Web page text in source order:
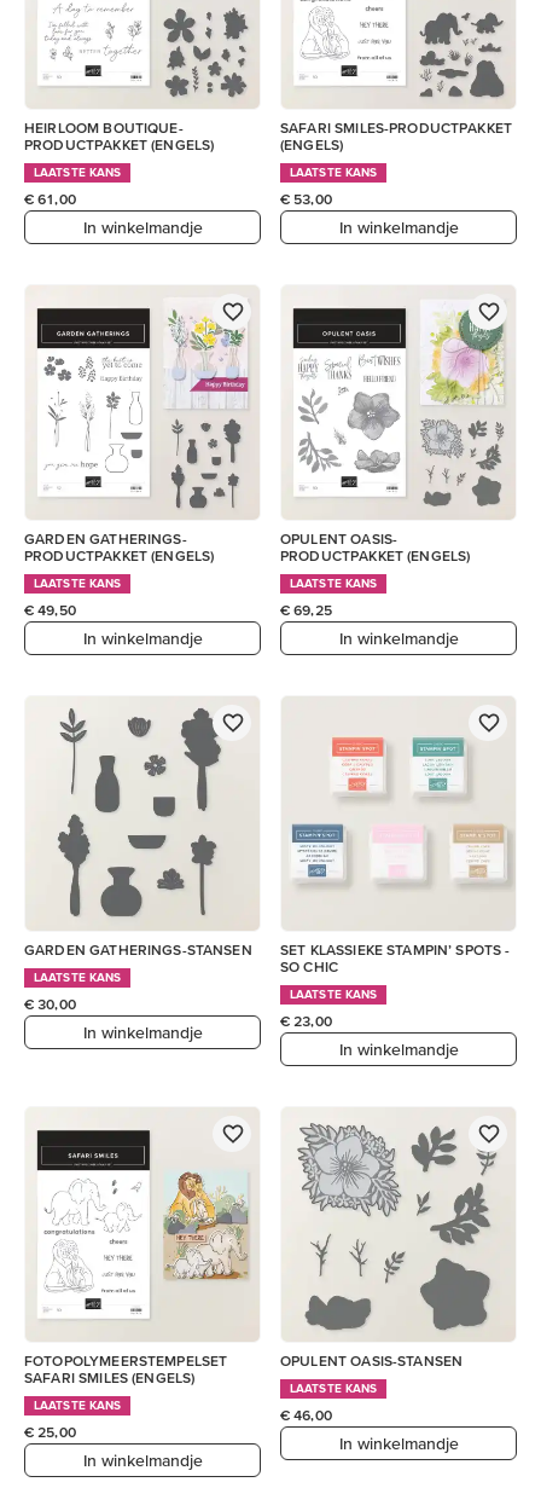
HEIRLOOM BOUTIQUE-
PRODUCTPAKKET (ENGELS)
LAATSTE KANS
€ 61,00
In winkelmandje
SAFARI SMILES-PRODUCTPAKKET
(ENGELS)
LAATSTE KANS
€ 53,00
In winkelmandje
GARDEN GATHERINGS-
PRODUCTPAKKET (ENGELS)
LAATSTE KANS
€ 49,50
In winkelmandje
OPULENT OASIS-
PRODUCTPAKKET (ENGELS)
LAATSTE KANS
€ 69,25
In winkelmandje
GARDEN GATHERINGS-STANSEN
LAATSTE KANS
€ 30,00
In winkelmandje
SET KLASSIEKE STAMPIN’ SPOTS -
SO CHIC
LAATSTE KANS
€ 23,00
In winkelmandje
FOTOPOLYMEERSTEMPELSET
SAFARI SMILES (ENGELS)
LAATSTE KANS
€ 25,00
In winkelmandje
OPULENT OASIS-STANSEN
LAATSTE KANS
€ 46,00
In winkelmandje